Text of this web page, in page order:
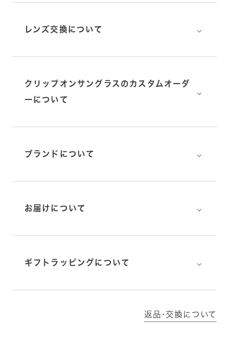
レンズ交換について ⌵
クリップオンサングラスのカスタムオーダ
ーについて
⌵
ブランドについて ⌵
お届けについて ⌵
ギフトラッピングについて ⌵
返品･交換について